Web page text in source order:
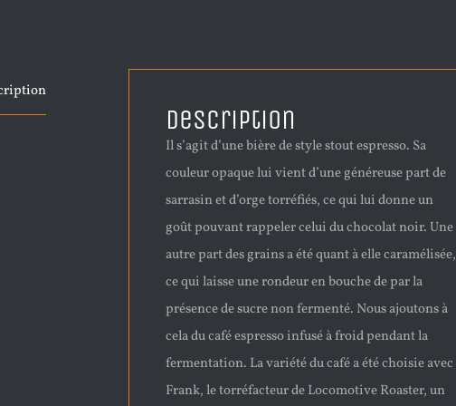
Description
Il s’agit d’une bière de style stout espresso. Sa
couleur opaque lui vient d’une généreuse part de
sarrasin et d’orge torréfiés, ce qui lui donne un
goût pouvant rappeler celui du chocolat noir. Une
autre part des grains a été quant à elle caramélisée,
ce qui laisse une rondeur en bouche de par la
présence de sucre non fermenté. Nous ajoutons à
cela du café espresso infusé à froid pendant la
fermentation. La variété du café a été choisie avec
Frank, le torréfacteur de Locomotive Roaster, un